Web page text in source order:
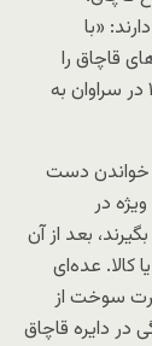
«با
قاچاق را
اسکورت می‌کردند. راننده را می‌شناختم. سال ۱۳۸۹ در سراوان به
خواندن دست
در
بعد از آن
کالا. عده‌ای
سوخت از
در دایره قاچاق